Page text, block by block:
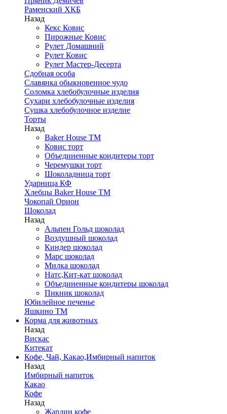
Раменский ХКБ
Назад
Кекс Ковис
Пирожные Ковис
Рулет Домашний
Рулет Ковис
Рулет Мастер-Десерта
Сдобная особа
Славянка обыкновенное чудо
Соломка хлебобулочные изделия
Сухари хлебобулочные изделия
Сушка хлебобулочное изделие
Торты
Назад
Baker House ТМ
Ковис торт
Объединенные кондитеры торт
Черемушки торт
Шоколадница торт
Ударница КФ
Хлебцы Baker House ТМ
Чокопай Орион
Шоколад
Назад
Альпен Гольд шоколад
Воздушный шоколад
Киндер шоколад
Марс шоколад
Милка шоколад
Натс,Кит-кат шоколад
Объединенные кондитеры шоколад
Пикник шоколад
Юбилейное печенье
Яшкино ТМ
Корма для животных
Назад
Вискас
Китекат
Кофе, Чай, Какао,Имбирный напиток
Назад
Имбирный напиток
Какао
Кофе
Назад
Жардин кофе